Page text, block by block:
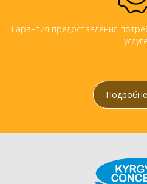
Гарантия предоставления
услуге